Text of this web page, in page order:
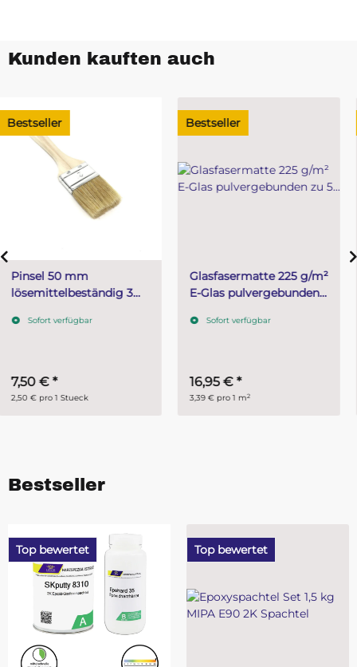
Kunden kauften auch
Bestseller
Glasfasermatte 225 g/m²
E-Glas pulvergebunden
Sofort verfügbar
16,95 €
3,39 € pro 1 m2
Bestseller
Mischeimer für Harz-
und Füllstoffmengen -
Sofort verfügbar
2,99 €
2,99 € pro 1 Stueck
Bestseller
Top bewertet Top bewertet